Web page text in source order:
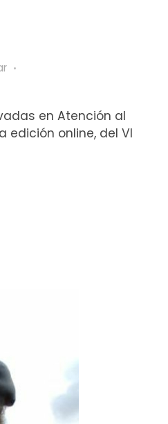
en Atención al
edición online, del VI